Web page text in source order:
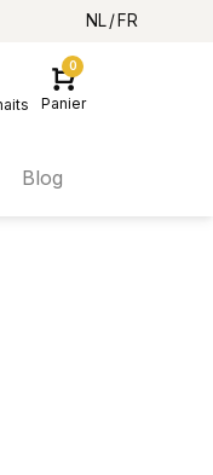
NL FR
0
Panier
Blog